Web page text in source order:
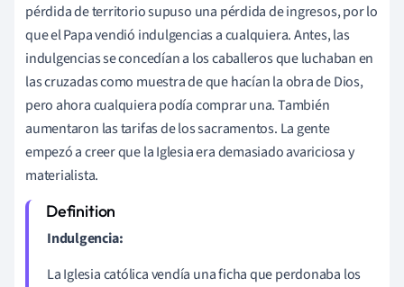
pérdida de territorio supuso una pérdida de ingresos, por lo
que el Papa vendió indulgencias a cualquiera. Antes, las
indulgencias se concedían a los caballeros que luchaban en
las cruzadas como muestra de que hacían la obra de Dios,
pero ahora cualquiera podía comprar una. También
aumentaron las tarifas de los sacramentos. La gente
empezó a creer que la Iglesia era demasiado avariciosa y
materialista.
Indulgencia:
La Iglesia católica vendía una ficha que perdonaba los